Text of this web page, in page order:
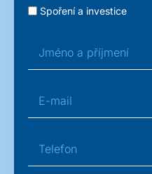
Spoření a investice